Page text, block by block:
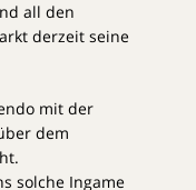
all den
derzeit seine
mit der
dem
solche Ingame